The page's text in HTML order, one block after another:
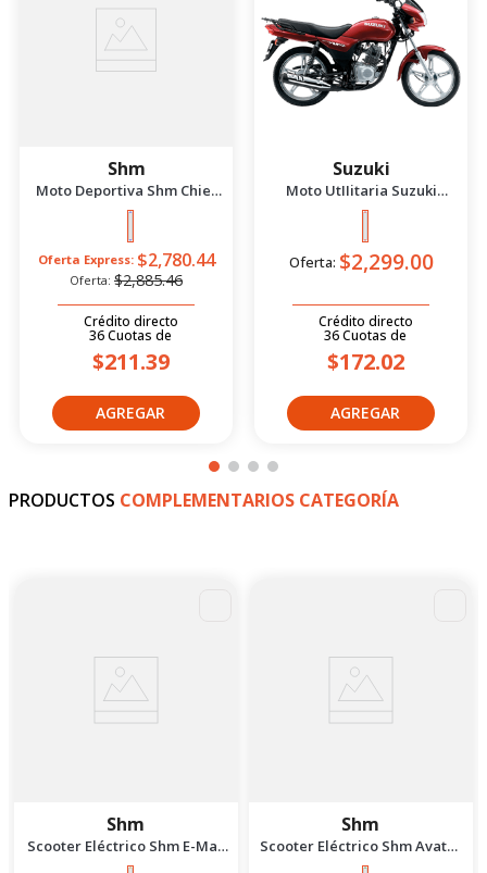
Shm
Moto Deportiva Shm Chief
2.5 Azul/Negro 2026
Oferta Express: $2,780.44
Oferta: $2,885.46
Crédito directo
36Cuotas de
$211.39
Suzuki
Moto UtIIitaria Suzuki
Gd115 Evolution Rojo 2026
Oferta: $2,299.00
Crédito directo
36Cuotas de
$172.02
PRODUCTOS COMPLEMENTARIOS CATEGORÍA
Shm
Scooter Eléctrico Shm E-Max
1500 Naranja
Shm
Scooter Eléctrico Shm Avatar
1200 Verde